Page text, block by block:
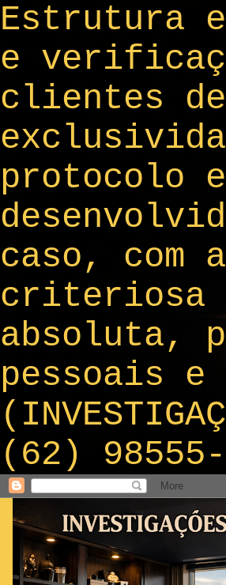
Estrutura
e
clientes
protocolo
caso, com
criteriosa
absoluta,
pessoais
(62)